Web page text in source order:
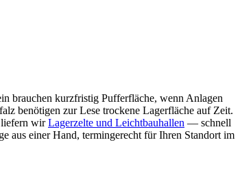
brauchen kurzfristig Pufferfläche, wenn Anlagen
benötigen zur Lese trockene Lagerfläche auf Zeit.
liefern wirLagerzelte und Leichtbauhallen — schnell
aus einer Hand, termingerecht für Ihren Standort im